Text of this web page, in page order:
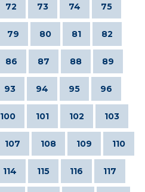
72 73 74 75
79 80 81 82
86 87 88 89
93 94 95 96
100 101 102 103
107 108 109 110
114 115 116 117